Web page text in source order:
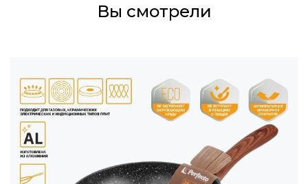
Вы смотрели